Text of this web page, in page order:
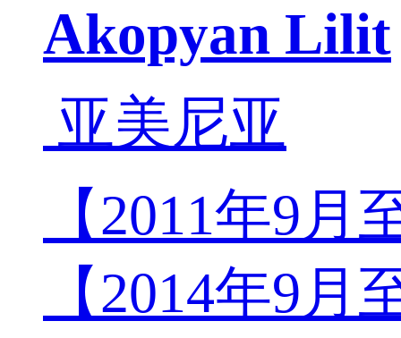
Akopyan Lilit
亚美尼亚
【2011年9
【2014年9